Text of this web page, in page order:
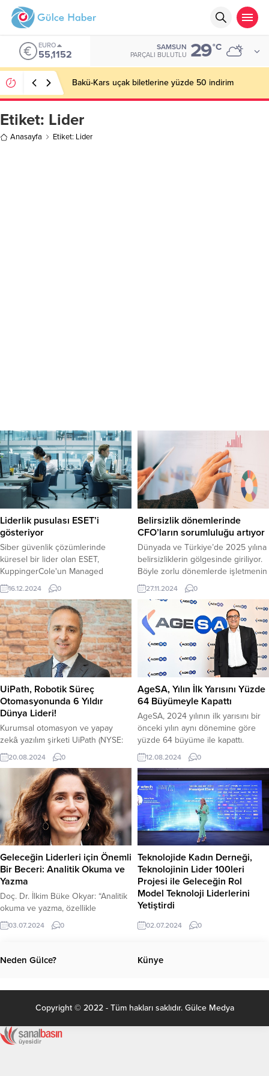
EURO
55,1152
SAMSUN
PARÇALI BULUTLU 29°C
Bakü-Kars uçak biletlerine yüzde 50 indirim
Etiket: Lider
Anasayfa Etiket: Lider
Liderlik pusulası ESET’i
gösteriyor
Siber güvenlik çözümlerinde
küresel bir lider olan ESET,
KuppingerCole'un Managed
Detection & Response (MDR)
Liderlik Pusulası'nda Ürün ve Pazar
Lideri olarak seçildi.
16.12.2024 0
Belirsizlik dönemlerinde
CFO’ların sorumluluğu artıyor
Dünyada ve Türkiye’de 2025 yılına
belirsizliklerin gölgesinde giriliyor.
Böyle zorlu dönemlerde işletmenin
finansal sağlığından ve risk
yönetiminden sorumlu olan
CFO'ların üzerindeki yükler de
artıyor.
27.11.2024 0
UiPath, Robotik Süreç
Otomasyonunda 6 Yıldır
Dünya Lideri!
Kurumsal otomasyon ve yapay
zekâ yazılım şirketi UiPath (NYSE:
PATH), Gartner, Inc. tarafından
hazırlanan 2024 Gartner® Magic
Quadrant™ Robotik Süreç
Otomasyonu araştırma raporunda
bir kez daha lider olarak
konumlandırıldı.
20.08.2024 0
AgeSA, Yılın İlk Yarısını Yüzde
64 Büyümeyle Kapattı
AgeSA, 2024 yılının ilk yarısını bir
önceki yılın aynı dönemine göre
yüzde 64 büyüme ile kapattı.
BES’te 189 milyar TL fon
büyüklüğüne ulaşan şirketin, net
karı ise 1.3 milyar TL oldu.
12.08.2024 0
Geleceğin Liderleri için Önemli
Bir Beceri: Analitik Okuma ve
Yazma
Doç. Dr. İlkim Büke Okyar: “Analitik
okuma ve yazma, özellikle
geleceğin liderleri için geliştirilmesi
gereken en önemli özellik”
03.07.2024 0
Teknolojide Kadın Derneği,
Teknolojinin Lider 100leri
Projesi ile Geleceğin Rol
Model Teknoloji Liderlerini
Yetiştirdi
Teknoloji sektöründe Türkiye’nin
rol modellerinin belirlendiği ve özel
Teknolojinin Lider 100leri projesi ilk
02.07.2024 0
Neden Gülce? Künye
Copyright © 2022 - Tüm hakları saklıdır. Gülce Medya